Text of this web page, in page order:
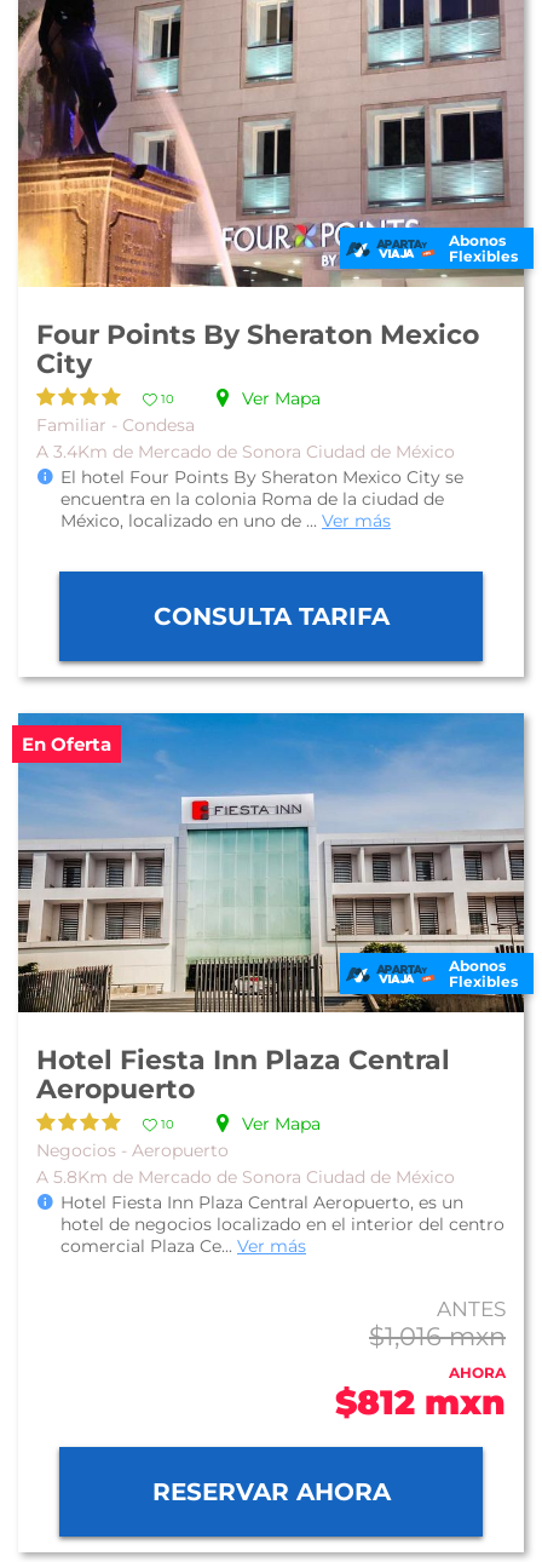
Abonos
Flexibles
Four Points By Sheraton Mexico
City
10
Ver Mapa
Familiar - Condesa
A 3.4Km de Mercado de Sonora Ciudad de México
El hotel Four Points By Sheraton Mexico City se
encuentra en la colonia Roma de la ciudad de
México, localizado en uno de ... Ver más
CONSULTA TARIFA
En Oferta
Abonos
Flexibles
Hotel Fiesta Inn Plaza Central
Aeropuerto
10
Ver Mapa
Negocios - Aeropuerto
A 5.8Km de Mercado de Sonora Ciudad de México
Hotel Fiesta Inn Plaza Central Aeropuerto, es un
hotel de negocios localizado en el interior del centro
comercial Plaza Ce... Ver más
ANTES
$1,016 mxn
AHORA
$812 mxn
RESERVAR AHORA